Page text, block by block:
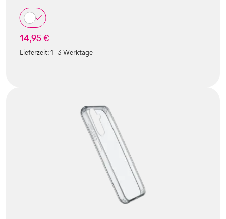
14,95 €
Lieferzeit:1-3 Werktage